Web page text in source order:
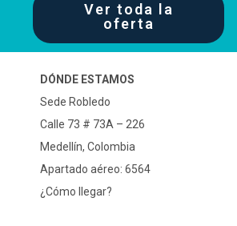
Ver toda la
oferta
DÓNDE ESTAMOS
Sede Robledo
Calle 73 # 73A – 226
Medellín, Colombia
Apartado aéreo: 6564
¿Cómo llegar?